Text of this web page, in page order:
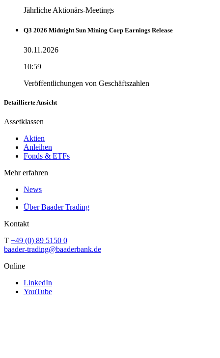
Jährliche Aktionärs-Meetings
Q3 2026 Midnight Sun Mining Corp Earnings Release
30.11.2026
10:59
Veröffentlichungen von Geschäftszahlen
Detaillierte Ansicht
Assetklassen
Aktien
Anleihen
Fonds & ETFs
Mehr erfahren
News
Über Baader Trading
Kontakt
T +49 (0) 89 5150 0
baader-trading@baaderbank.de
Online
LinkedIn
YouTube